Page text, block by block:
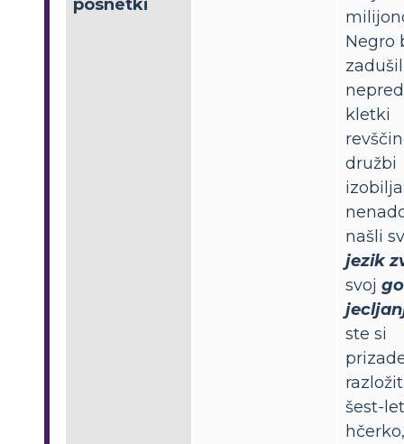
posnetki
Negro
kletki
družbi
našli
jezik
svoj
ste si
šest-